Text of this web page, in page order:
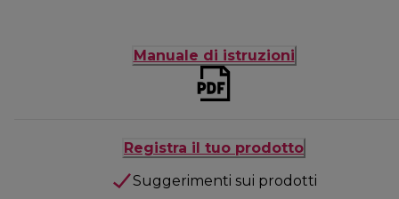
Manuale di istruzioni
Registra il tuo prodotto
Suggerimenti sui prodotti